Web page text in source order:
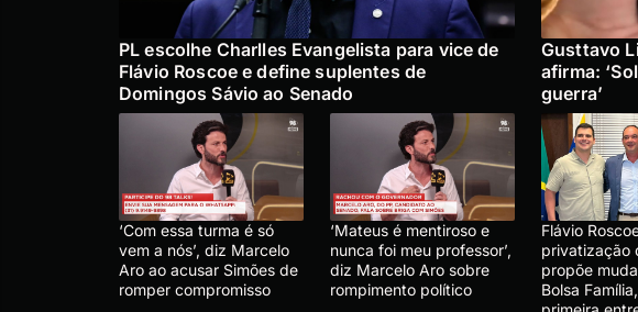
PL escolhe Charlles Evangelista para vice de
Flávio Roscoe e define suplentes de
Domingos Sávio ao Senado
Gusttavo
afirma:
guerra’
‘Com essa turma é só
vem a nós’, diz Marcelo
Aro ao acusar Simões de
romper compromisso
‘Mateus é mentiroso e
nunca foi meu professor’,
diz Marcelo Aro sobre
rompimento político
Flávio
privatização
propõe
Bolsa